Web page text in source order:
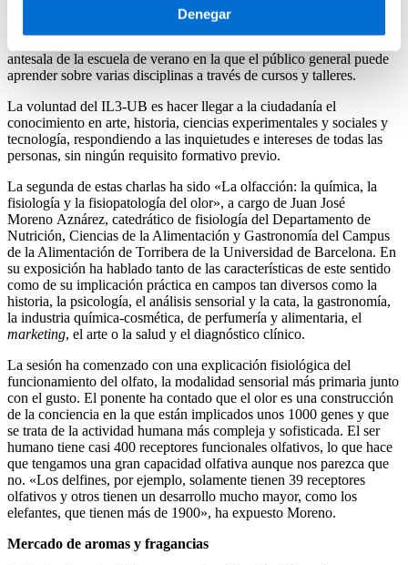
Denegar
El sentido del olfato ha sido el protagonista de la segunda charla del
ciclo «Vive Els Juliols» del Instituto de Formación Continua de la
antesala de la escuela de verano en la que el público general puede
aprender sobre varias disciplinas a través de cursos y talleres.
La voluntad del IL3-UB es hacer llegar a la ciudadanía el
conocimiento en arte, historia, ciencias experimentales y sociales y
tecnología, respondiendo a las inquietudes e intereses de todas las
personas, sin ningún requisito formativo previo.
La segunda de estas charlas ha sido «La olfacción: la química, la
fisiología y la fisiopatología del olor», a cargo de Juan José
Moreno Aznárez, catedrático de fisiología del Departamento de
Nutrición, Ciencias de la Alimentación y Gastronomía del Campus
de la Alimentación de Torribera de la Universidad de Barcelona. En
su exposición ha hablado tanto de las características de este sentido
como de su implicación práctica en campos tan diversos como la
historia, la psicología, el análisis sensorial y la cata, la gastronomía,
la industria química-cosmética, de perfumería y alimentaria, el
marketing, el arte o la salud y el diagnóstico clínico.
La sesión ha comenzado con una explicación fisiológica del
funcionamiento del olfato, la modalidad sensorial más primaria junto
con el gusto. El ponente ha contado que el olor es una construcción
de la conciencia en la que están implicados unos 1000 genes y que
se trata de la actividad humana más compleja y sofisticada. El ser
humano tiene casi 400 receptores funcionales olfativos, lo que hace
que tengamos una gran capacidad olfativa aunque nos parezca que
no. «Los delfines, por ejemplo, solamente tienen 39 receptores
olfativos y otros tienen un desarrollo mucho mayor, como los
elefantes, que tienen más de 1900», ha expuesto Moreno.
Mercado de aromas y fragancias